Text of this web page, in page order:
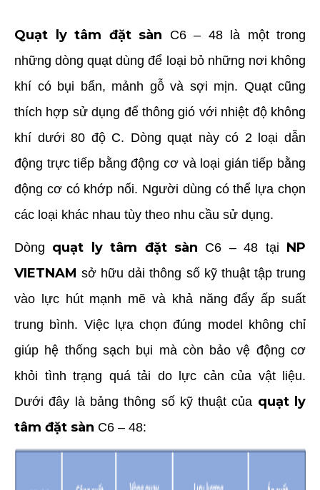
Quạt ly tâm đặt sàn
C6 – 48 là một trong
những dòng quạt dùng để loại bỏ những nơi không
khí có bụi bẩn, mảnh gỗ và sợi mịn. Quạt cũng
thích hợp sử dụng để thông gió với nhiệt độ không
khí dưới 80 độ C. Dòng quạt này có 2 loại dẫn
động trực tiếp bằng động cơ và loại gián tiếp bằng
động cơ có khớp nối. Người dùng có thể lựa chọn
các loại khác nhau tùy theo nhu cầu sử dụng.
Dòng quạt ly tâm đặt sàn C6 – 48 tại NP
VIETNAMsở hữu dải thông số kỹ thuật tập trung
vào lực hút mạnh mẽ và khả năng đẩy ấp suất
trung bình. Việc lựa chọn đúng model không chỉ
giúp hệ thống sạch bụi mà còn bảo vệ động cơ
khỏi tình trạng quá tải do lực cản của vật liệu.
Dưới đây là bảng thông số kỹ thuật của quạt ly
tâm đặt sàn C6 – 48: